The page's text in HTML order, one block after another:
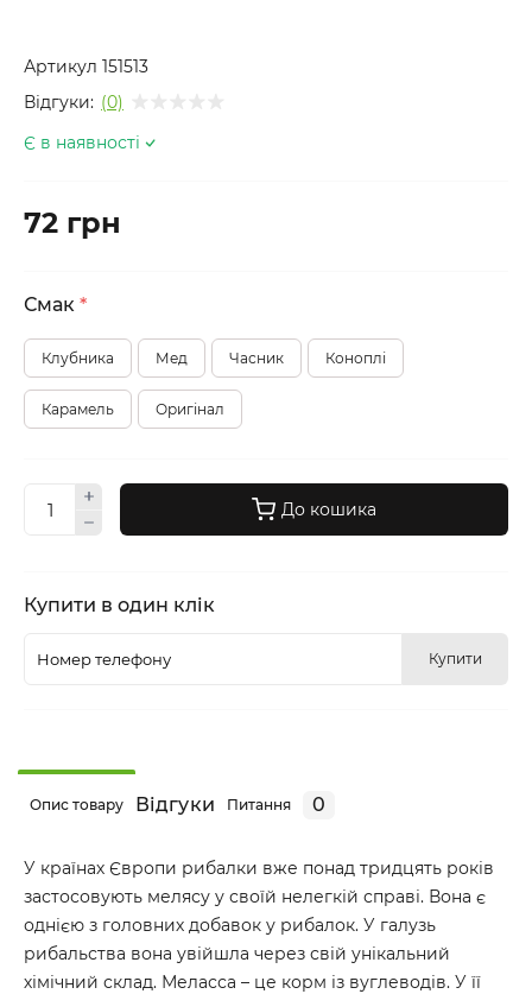
Артикул 151513
Відгуки: (0)
Є в наявності
72 грн
Смак *
Клубника Мед Часник Коноплі
Карамель Оригінал
До кошика
Купити в один клік
Купити
Опис товару Відгуки Питання 0
У країнах Європи рибалки вже понад тридцять років
застосовують мелясу у своїй нелегкій справі. Вона є
однією з головних добавок у рибалок. У галузь
рибальства вона увійшла через свій унікальний
хімічний склад. Меласса – це корм із вуглеводів. У її